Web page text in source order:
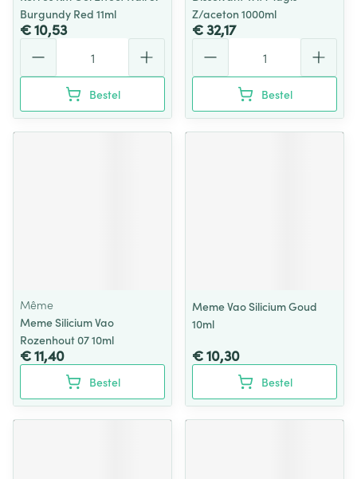
Burgundy Red 11ml
€ 10,53
Bestel
Z/aceton 1000ml
€ 32,17
Bestel
Même
Meme Silicium Vao
Rozenhout 07 10ml
€ 11,40
Bestel
Meme Vao Silicium Goud
10ml
€ 10,30
Bestel